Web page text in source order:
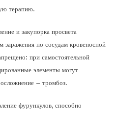
терапию.
и закупорка просвета
заражения по сосудам кровеносной
при самостоятельной
элементы могут
осложнение – тромбоз.
фурункулов, способно